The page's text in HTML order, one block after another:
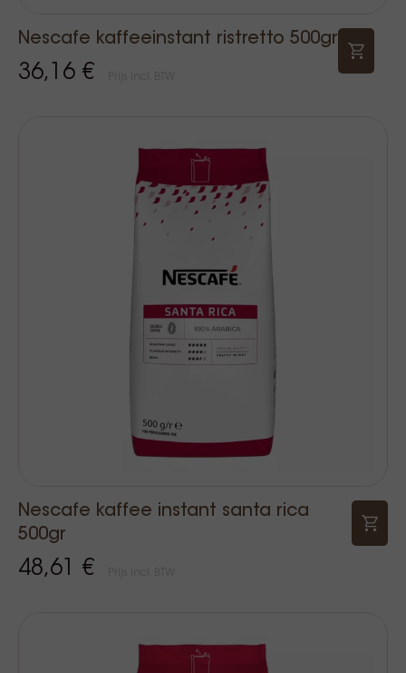
Nescafe kaffeeinstant ristretto 500gr
36,16 €
Nescafe kaffee instant santa rica
500gr
48,61 €